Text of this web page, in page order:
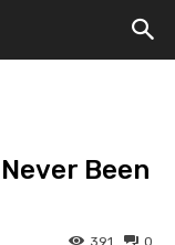
Been
0
391